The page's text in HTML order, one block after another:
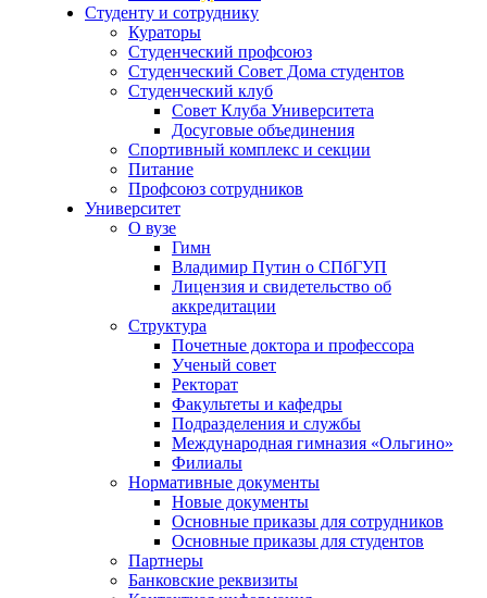
Студенту и сотруднику
Кураторы
Студенческий профсоюз
Студенческий Совет Дома студентов
Студенческий клуб
Совет Клуба Университета
Досуговые объединения
Спортивный комплекс и секции
Питание
Профсоюз сотрудников
Университет
О вузе
Гимн
Владимир Путин о СПбГУП
Лицензия и свидетельство об
аккредитации
Структура
Почетные доктора и профессора
Ученый совет
Ректорат
Факультеты и кафедры
Подразделения и службы
Международная гимназия «Ольгино»
Филиалы
Нормативные документы
Новые документы
Основные приказы для сотрудников
Основные приказы для студентов
Партнеры
Банковские реквизиты